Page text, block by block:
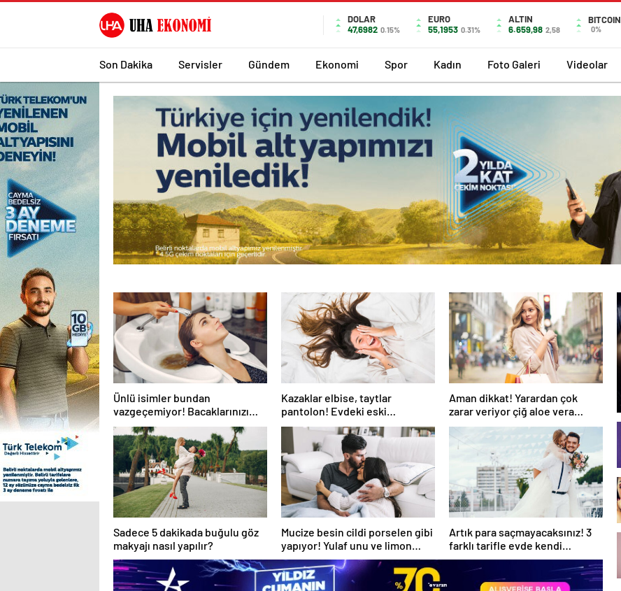
DOLAR
47,6982 0.15%
EURO
55,1953 0.31%
ALTIN
6.659,98 2,58
BITCOIN
0%
Son Dakika Servisler Gündem Ekonomi Spor Kadın Foto Galeri Videolar
Ünlü isimler bundan
vazgeçemiyor! Bacaklarınızı
kuru fırçalarsanız…
Kazaklar elbise, taytlar
pantolon! Evdeki eski
kıyafetleri yenilemek için 5
ipucu
Aman dikkat! Yarardan çok
zarar veriyor çiğ aloe vera
suyu…
Sadece 5 dakikada buğulu göz
makyajı nasıl yapılır?
Mucize besin cildi porselen gibi
yapıyor! Yulaf unu ve limon…
Artık para saçmayacaksınız! 3
farklı tarifle evde kendi
kremimizi yapıyoruz!